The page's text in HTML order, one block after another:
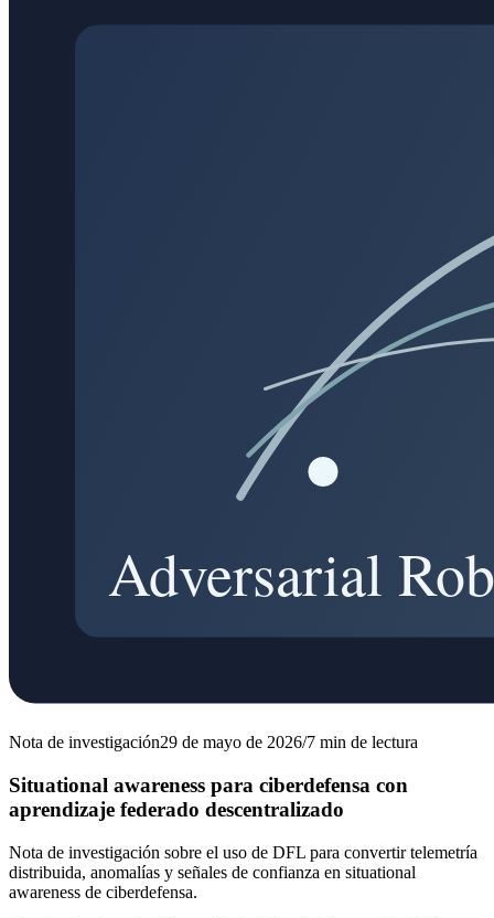
Nota de investigación29 de mayo de 2026/7 min de lectura
Situational awareness para ciberdefensa con
aprendizaje federado descentralizado
Nota de investigación sobre el uso de DFL para convertir telemetría
distribuida, anomalías y señales de confianza en situational
awareness de ciberdefensa.